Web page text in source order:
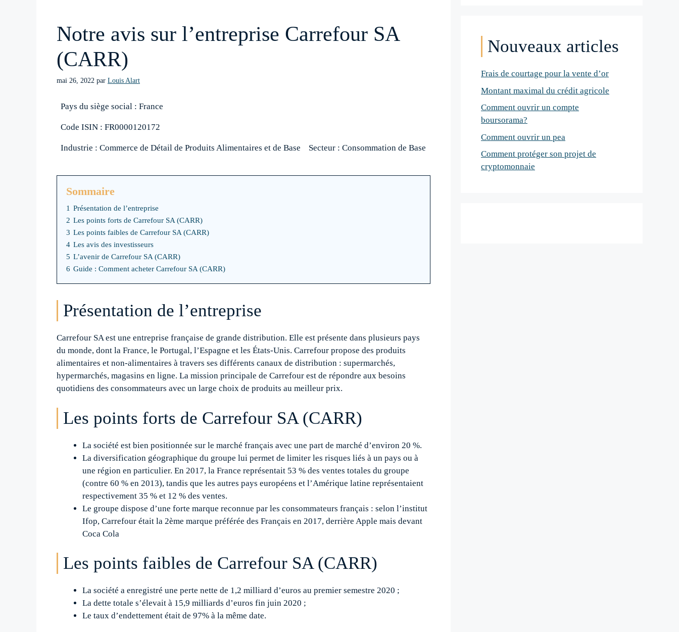
Notre avis sur l’entreprise Carrefour SA
(CARR)
mai 26, 2022 par Louis Alart
Pays du siège social : France
Code ISIN : FR0000120172
Industrie : Commerce de Détail de Produits Alimentaires et de Base Secteur : Consommation de Base
Sommaire
1 Présentation de l’entreprise
2 Les points forts de Carrefour SA (CARR)
3 Les points faibles de Carrefour SA (CARR)
4 Les avis des investisseurs
5 L’avenir de Carrefour SA (CARR)
6 Guide : Comment acheter Carrefour SA (CARR)
Présentation de l’entreprise
Carrefour SA est une entreprise française de grande distribution. Elle est présente dans plusieurs pays
du monde, dont la France, le Portugal, l’Espagne et les États-Unis. Carrefour propose des produits
alimentaires et non-alimentaires à travers ses différents canaux de distribution : supermarchés,
hypermarchés, magasins en ligne. La mission principale de Carrefour est de répondre aux besoins
quotidiens des consommateurs avec un large choix de produits au meilleur prix.
Les points forts de Carrefour SA (CARR)
La société est bien positionnée sur le marché français avec une part de marché d’environ 20 %.
La diversification géographique du groupe lui permet de limiter les risques liés à un pays ou à
une région en particulier. En 2017, la France représentait 53 % des ventes totales du groupe
(contre 60 % en 2013), tandis que les autres pays européens et l’Amérique latine représentaient
respectivement 35 % et 12 % des ventes.
Le groupe dispose d’une forte marque reconnue par les consommateurs français : selon l’institut
Ifop, Carrefour était la 2ème marque préférée des Français en 2017, derrière Apple mais devant
Coca Cola
Les points faibles de Carrefour SA (CARR)
La société a enregistré une perte nette de 1,2 milliard d’euros au premier semestre 2020 ;
La dette totale s’élevait à 15,9 milliards d’euros fin juin 2020 ;
Le taux d’endettement était de 97% à la même date.
Nouveaux articles
Frais de courtage pour la vente d’or
Montant maximal du crédit agricole
Comment ouvrir un compte
boursorama?
Comment ouvrir un pea
Comment protéger son projet de
cryptomonnaie